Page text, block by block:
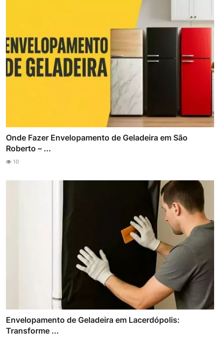
Onde Fazer Envelopamento de Geladeira em São
Roberto – ...
10
Envelopamento de Geladeira em Lacerdópolis:
Transforme ...